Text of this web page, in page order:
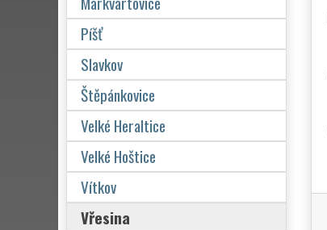
Píšť
Slavkov
Štěpánkovice
Velké Heraltice
Velké Hoštice
Vítkov
Vřesina